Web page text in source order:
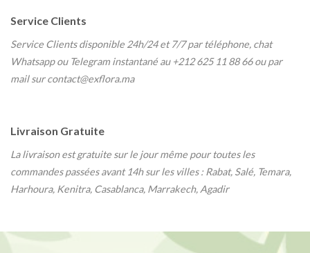
Service Clients
Service Clients disponible 24h/24 et 7/7par téléphone, chat
Whatsapp ou Telegram instantané au +212 625 11 88 66 ou par
mail sur contact@exflora.ma
Livraison Gratuite
La livraison est gratuite sur le jour même pour toutes les
commandes passées avant 14h sur les villes : Rabat, Salé, Temara,
Harhoura, Kenitra, Casablanca, Marrakech, Agadir